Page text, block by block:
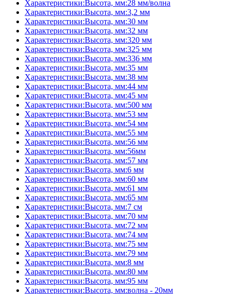
Характеристики:Высота, мм:28 мм/волна
Характеристики:Высота, мм:3,2 мм
Характеристики:Высота, мм:30 мм
Характеристики:Высота, мм:32 мм
Характеристики:Высота, мм:320 мм
Характеристики:Высота, мм:325 мм
Характеристики:Высота, мм:336 мм
Характеристики:Высота, мм:35 мм
Характеристики:Высота, мм:38 мм
Характеристики:Высота, мм:44 мм
Характеристики:Высота, мм:45 мм
Характеристики:Высота, мм:500 мм
Характеристики:Высота, мм:53 мм
Характеристики:Высота, мм:54 мм
Характеристики:Высота, мм:55 мм
Характеристики:Высота, мм:56 мм
Характеристики:Высота, мм:56мм
Характеристики:Высота, мм:57 мм
Характеристики:Высота, мм:6 мм
Характеристики:Высота, мм:60 мм
Характеристики:Высота, мм:61 мм
Характеристики:Высота, мм:65 мм
Характеристики:Высота, мм:7 см
Характеристики:Высота, мм:70 мм
Характеристики:Высота, мм:72 мм
Характеристики:Высота, мм:74 мм
Характеристики:Высота, мм:75 мм
Характеристики:Высота, мм:79 мм
Характеристики:Высота, мм:8 мм
Характеристики:Высота, мм:80 мм
Характеристики:Высота, мм:95 мм
Характеристики:Высота, мм:волна - 20мм